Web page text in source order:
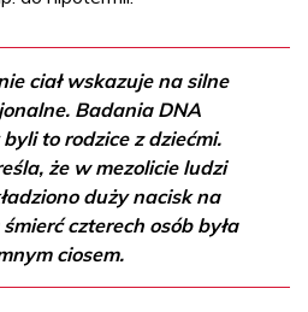
ciał wskazuje na silne
Badania DNA
to rodzice z dziećmi.
że w mezolicie ludzi
duży nacisk na
czterech osób była
ciosem.